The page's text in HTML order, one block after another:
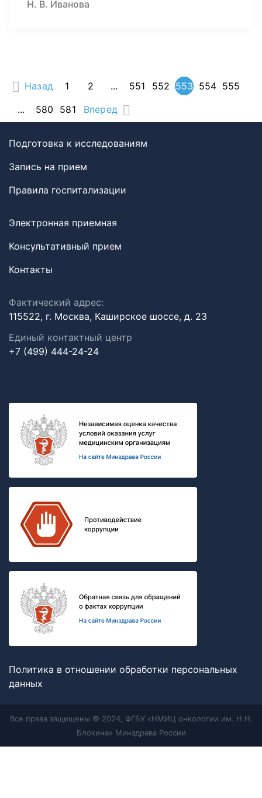
Н. В. Иванова
Назад 1 2 ... 551 552 553 554 555
...
580 581 Вперед
Подготовка к исследованиям
Запись на прием
Правила госпитализации
Электронная приемная
Консультативный прием
Контакты
Фактический адрес:
115522, г. Москва, Каширское шоссе, д. 23
Единый контактный центр
+7 (499) 444-24-24
Политика в отношении обработки персональных
данных
Все права защищены © 2024, ФГБУ «НМИЦ онкологии им. Н.Н.
Блохина» Минздрава России